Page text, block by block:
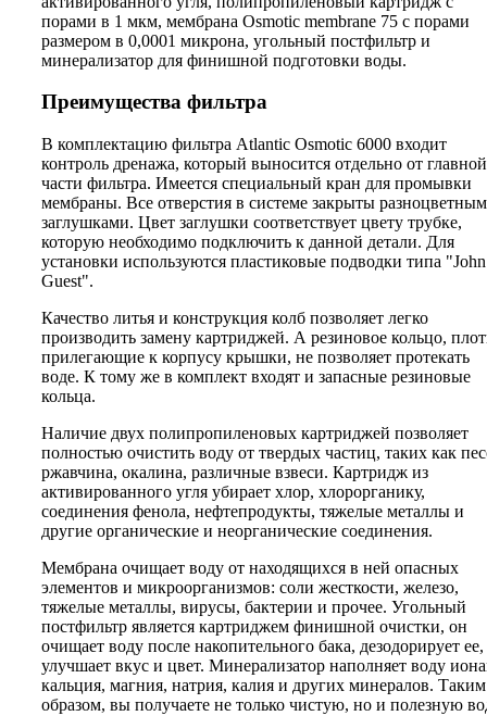
порами в 1 мкм, мембрана Osmotic membrane 75 с порами
размером в 0,0001 микрона, угольный постфильтр и
минерализатор для финишной подготовки воды.
Преимущества фильтра
В комплектацию фильтра Atlantic Osmotic 6000 входит
контроль дренажа, который выносится отдельно от главной
части фильтра. Имеется специальный кран для промывки
мембраны. Все отверстия в системе закрыты
заглушками. Цвет заглушки соответствует цвету трубке,
которую необходимо подключить к данной детали. Для
установки используются пластиковые подводки типа "John
Guest".
Качество литья и конструкция колб позволяет легко
производить замену картриджей. А резиновое кольцо,
прилегающие к корпусу крышки, не позволяет протекать
воде. К тому же в комплект входят и запасные резиновые
кольца.
Наличие двух полипропиленовых картриджей позволяет
полностью очистить воду от твердых частиц, таких как
ржавчина, окалина, различные взвеси. Картридж из
активированного угля убирает хлор, хлорорганику,
соединения фенола, нефтепродукты, тяжелые металлы и
другие органические и неорганические соединения.
Мембрана очищает воду от находящихся в ней опасных
элементов и микроорганизмов: соли жесткости, железо,
тяжелые металлы, вирусы, бактерии и прочее. Угольный
постфильтр является картриджем финишной очистки, он
очищает воду после накопительного бака, дезодорирует ее,
улучшает вкус и цвет. Минерализатор наполняет воду
кальция, магния, натрия, калия и других минералов. Таким
образом, вы получаете не только чистую, но и полезную